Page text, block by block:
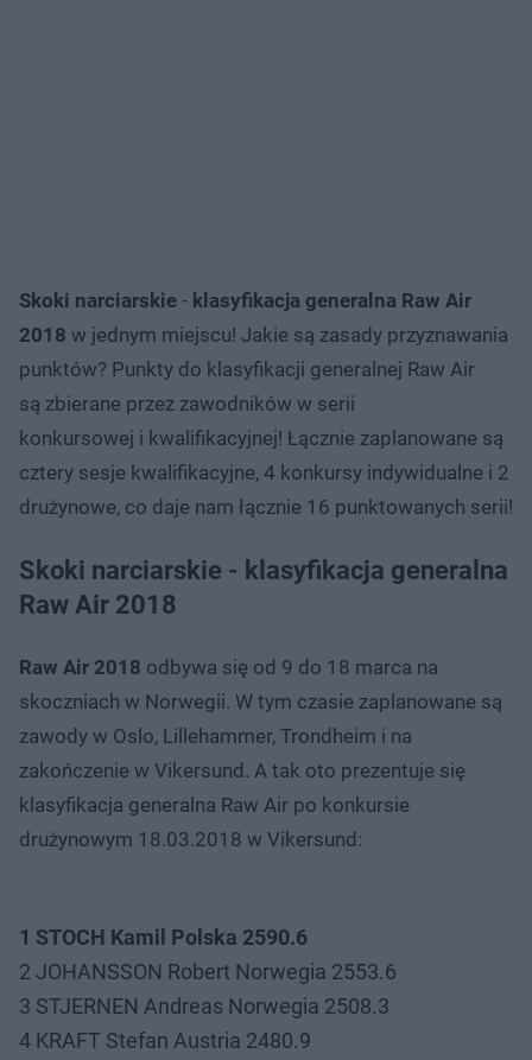
Skoki narciarskie - klasyfikacja generalna Raw Air
2018 w jednym miejscu! Jakie są zasady przyznawania
punktów? Punkty do klasyfikacji generalnej Raw Air
są zbierane przez zawodników w serii
konkursowej i kwalifikacyjnej! Łącznie zaplanowane są
cztery sesje kwalifikacyjne, 4 konkursy indywidualne i 2
drużynowe, co daje nam łącznie 16 punktowanych serii!
Skoki narciarskie - klasyfikacja generalna
Raw Air 2018
Raw Air 2018 odbywa się od 9 do 18 marca na
skoczniach w Norwegii. W tym czasie zaplanowane są
zawody w Oslo, Lillehammer, Trondheim i na
zakończenie w Vikersund. A tak oto prezentuje się
klasyfikacja generalna Raw Air po konkursie
drużynowym 18.03.2018 w Vikersund:
1 STOCH Kamil Polska 2590.6
2 JOHANSSON Robert Norwegia 2553.6
3 STJERNEN Andreas Norwegia 2508.3
4 KRAFT Stefan Austria 2480.9